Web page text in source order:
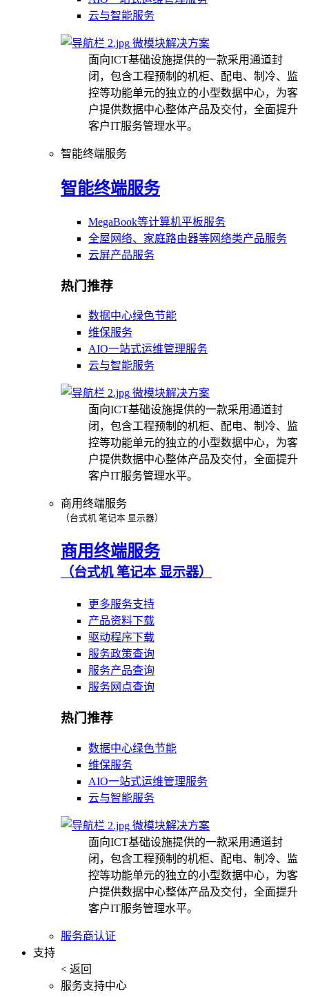
云与智能服务
微模块解决方案
面向ICT基础设施提供的一款采用通道封
闭，包含工程预制的机柜、配电、制冷、监
控等功能单元的独立的小型数据中心，为客
户提供数据中心整体产品及交付，全面提升
客户IT服务管理水平。
智能终端服务
智能终端服务
MegaBook等计算机平板服务
全屋网络、家庭路由器等网络类产品服务
云屏产品服务
热门推荐
数据中心绿色节能
维保服务
AIO一站式运维管理服务
云与智能服务
微模块解决方案
面向ICT基础设施提供的一款采用通道封
闭，包含工程预制的机柜、配电、制冷、监
控等功能单元的独立的小型数据中心，为客
户提供数据中心整体产品及交付，全面提升
客户IT服务管理水平。
商用终端服务
（台式机 笔记本 显示器）
商用终端服务
（台式机 笔记本 显示器）
更多服务支持
产品资料下载
驱动程序下载
服务政策查询
服务产品查询
服务网点查询
热门推荐
数据中心绿色节能
维保服务
AIO一站式运维管理服务
云与智能服务
微模块解决方案
面向ICT基础设施提供的一款采用通道封
闭，包含工程预制的机柜、配电、制冷、监
控等功能单元的独立的小型数据中心，为客
户提供数据中心整体产品及交付，全面提升
客户IT服务管理水平。
服务商认证
支持
< 返回
服务支持中心